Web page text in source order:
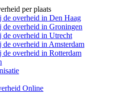
per plaats
de overheid in Den Haag
de overheid in Groningen
de overheid in Utrecht
de overheid in Amsterdam
de overheid in Rotterdam
Online